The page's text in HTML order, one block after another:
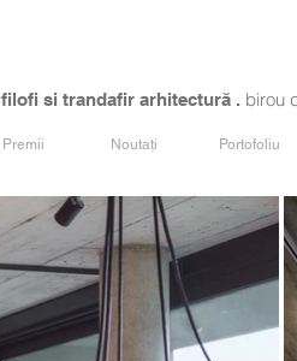
filofi si trandafir arhitectură . birou
Premii Noutați Portofoliu